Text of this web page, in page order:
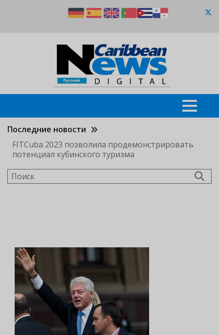
Последние новости
FITCuba 2023 позволила продемонстрировать
потенциал кубинского туризма
Поиск